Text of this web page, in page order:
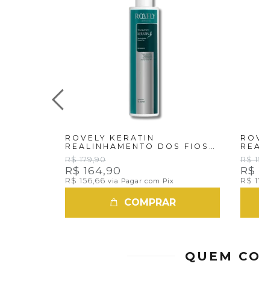
ROVELY KERATIN
REALINHAMENTO DOS FIOS
1LT
R$ 179,90
R$ 164,90
R$ 156,66 via Pagar com Pix
COMPRAR
R$
R$
R$
QUEM